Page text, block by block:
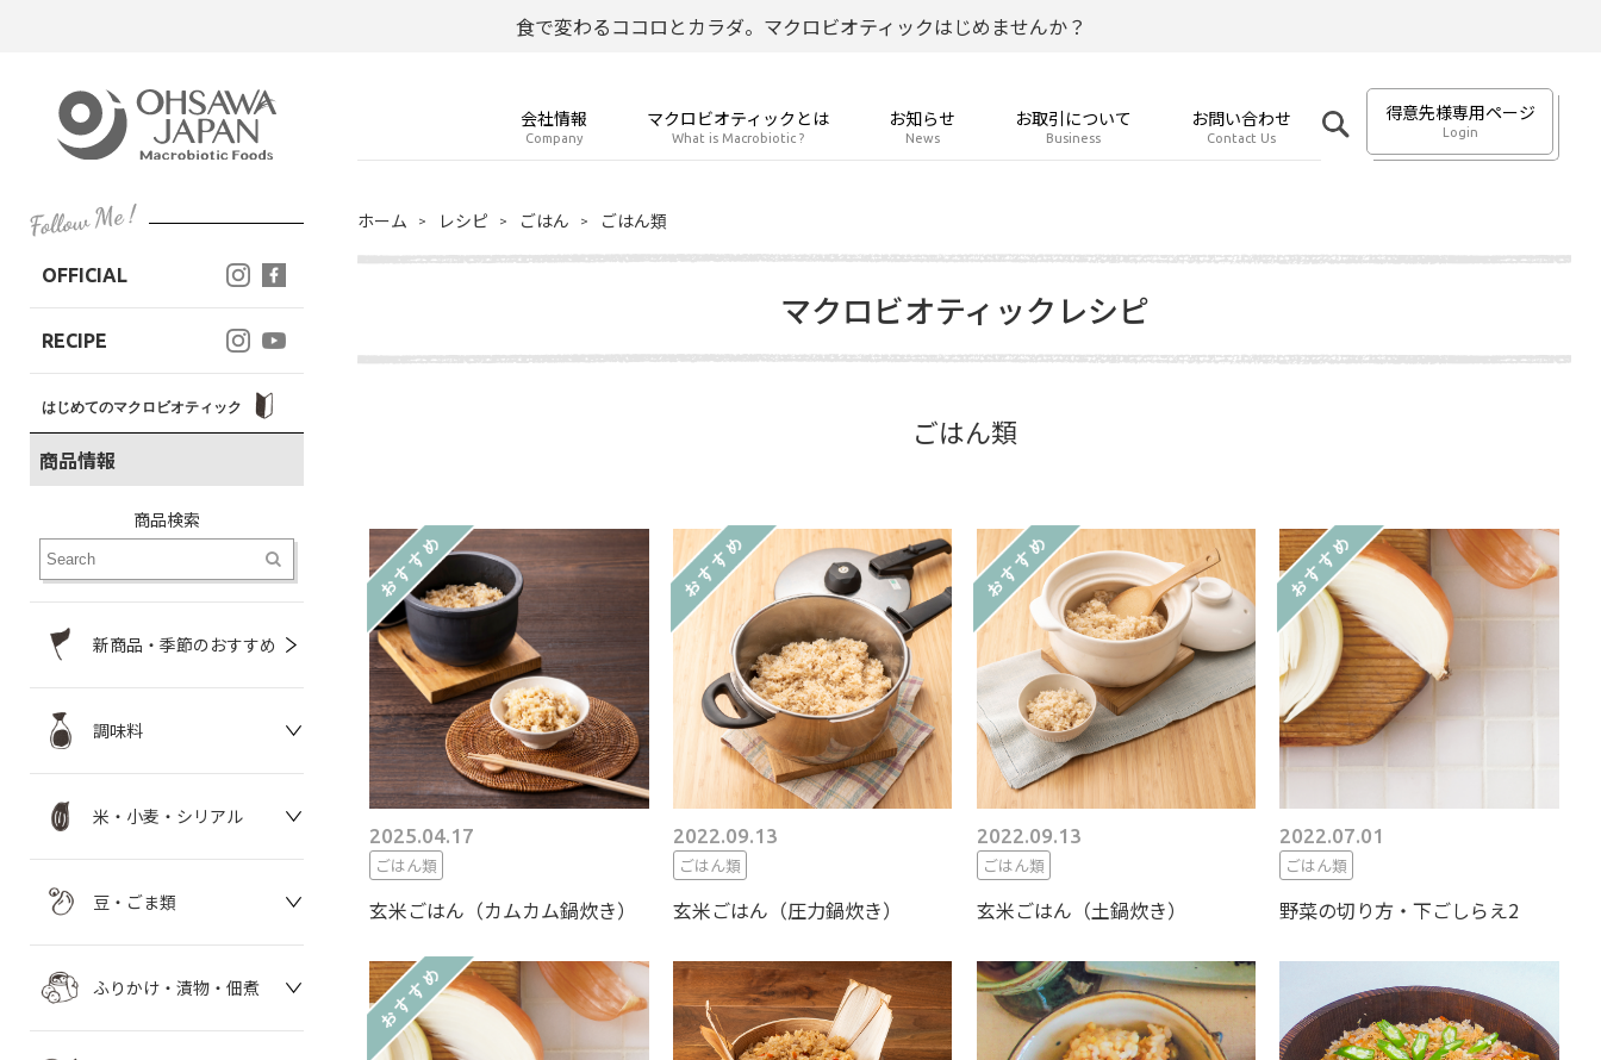
食で変わるココロとカラダ。マクロビオティックはじめませんか？
会社情報
Company
マクロビオティックとは
What is Macrobiotic ?
お知らせ
News
お取引について
Business
お問い合わせ
Contact Us
得意先様専用ページ
Login
OFFICIAL
RECIPE
はじめてのマクロビオティック
商品情報
商品検索
新商品・季節のおすすめ
調味料
米・小麦・シリアル
豆・ごま類
ふりかけ・漬物・佃煮
ホーム レシピ ごはん ごはん類
マクロビオティックレシピ
ごはん類
2025.04.17
ごはん類
玄米ごはん（カムカム鍋炊き）
2022.09.13
ごはん類
玄米ごはん（圧力鍋炊き）
2022.09.13
ごはん類
玄米ごはん（土鍋炊き）
2022.07.01
ごはん類
野菜の切り方・下ごしらえ2